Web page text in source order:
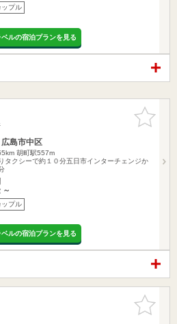
ップル
ルの宿泊プランを見る
お気に入
りに追加
広島市中区
胡町駅557m
タクシーで約１０分五日市インターチェンジか
～
ップル
ルの宿泊プランを見る
お気に入
りに追加